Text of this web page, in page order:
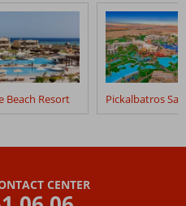
Beach Resort
CENTER